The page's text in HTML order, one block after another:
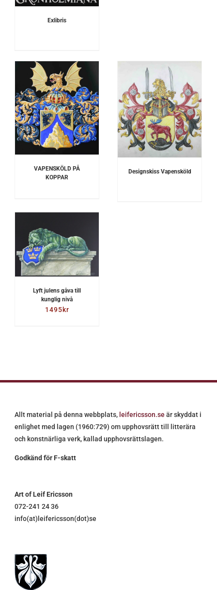
Exlibris
VAPENSKÖLD PÅ
KOPPAR
DETALJER
Designskiss Vapensköld
Lyft julens gåva till
kunglig nivå
1495kr
Allt material på denna webbplats, leifericsson.se är skyddat i
enlighet med lagen (1960:729) om upphovsrätt till litterära
och konstnärliga verk, kallad upphovsrättslagen.
Godkänd för F-skatt
Art of Leif Ericsson
072-241 24 36
info(at)leifericsson(dot)se